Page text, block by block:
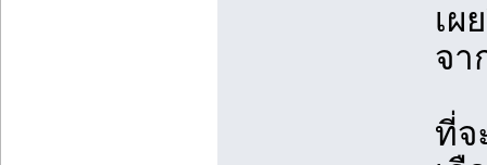
เผ
จา
ที่จ